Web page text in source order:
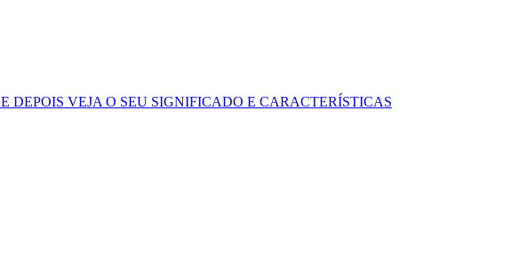
E DEPOIS VEJA O SEU SIGNIFICADO E CARACTERÍSTICAS